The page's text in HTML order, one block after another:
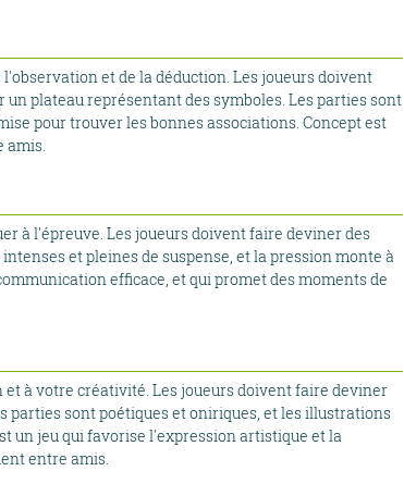
et de la déduction. Les joueurs doivent
plateau représentant des symboles. Les parties sont
pour trouver les bonnes associations. Concept est
amis.
à l'épreuve. Les joueurs doivent faire deviner des
et pleines de suspense, et la pression monte à
efficace, et qui promet des moments de
à votre créativité. Les joueurs doivent faire deviner
parties sont poétiques et oniriques, et les illustrations
un jeu qui favorise l'expression artistique et la
entre amis.